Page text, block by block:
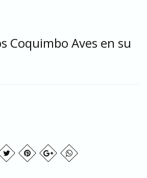
Coquimbo Aves en su